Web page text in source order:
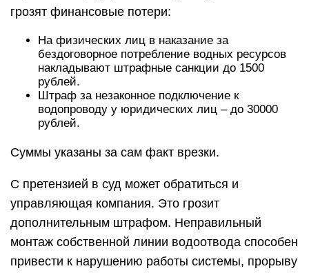
грозят финансовые потери:
На физических лиц в наказание за
бездоговорное потребление водных ресурсов
накладывают штрафные санкции до 1500
рублей.
Штраф за незаконное подключение к
водопроводу у юридических лиц – до 30000
рублей.
Суммы указаны за сам факт врезки.
С претензией в суд может обратиться и
управляющая компания. Это грозит
дополнительным штрафом. Неправильный
монтаж собственной линии водоотвода способен
привести к нарушению работы системы, прорыву